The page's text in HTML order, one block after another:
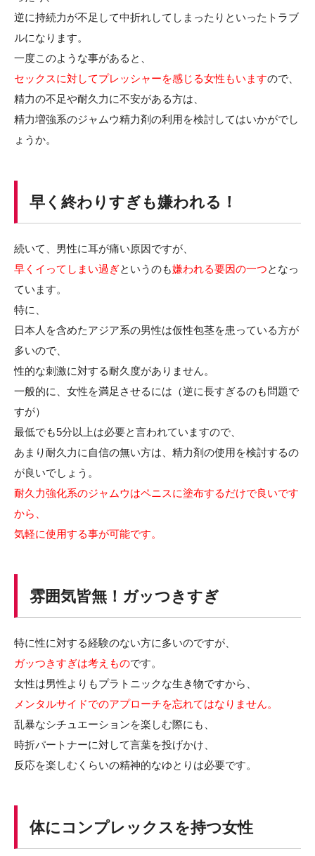
逆に持続力が不足して中折れしてしまったりといったトラブ
ルになります。
一度このような事があると、
セックスに対してプレッシャーを感じる女性もいますので、
精力の不足や耐久力に不安がある方は、
精力増強系のジャムウ精力剤の利用を検討してはいかがでし
ょうか。
早く終わりすぎも嫌われる！
続いて、男性に耳が痛い原因ですが、
早くイってしまい過ぎというのも嫌われる要因の一つとなっ
ています。
特に、
日本人を含めたアジア系の男性は仮性包茎を患っている方が
多いので、
性的な刺激に対する耐久度がありません。
一般的に、女性を満足させるには（逆に長すぎるのも問題で
すが）
最低でも5分以上は必要と言われていますので、
あまり耐久力に自信の無い方は、精力剤の使用を検討するの
が良いでしょう。
耐久力強化系のジャムウはペニスに塗布するだけで良いです
から、
気軽に使用する事が可能です。
雰囲気皆無！ガッつきすぎ
特に性に対する経験のない方に多いのですが、
ガッつきすぎは考えものです。
女性は男性よりもプラトニックな生き物ですから、
メンタルサイドでのアプローチを忘れてはなりません。
乱暴なシチュエーションを楽しむ際にも、
時折パートナーに対して言葉を投げかけ、
反応を楽しむくらいの精神的なゆとりは必要です。
体にコンプレックスを持つ女性